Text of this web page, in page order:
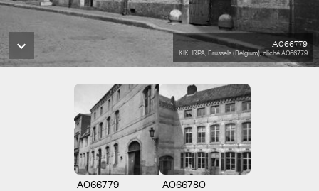
A066779
KIK-IRPA, Brussels (Belgium), cliché A066779
A066779 A066780